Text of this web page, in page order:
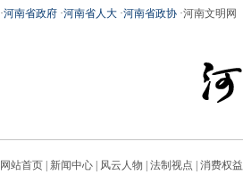
·河南省政府 ·河南省人大 ·河南省政协 ·河南文明网
网站首页 新闻中心 风云人物 法制视点 消费权益